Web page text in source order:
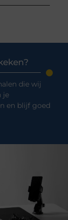
die wij
je
en blijf goed